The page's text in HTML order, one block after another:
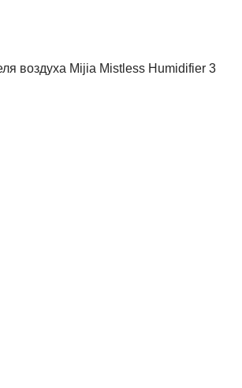
воздуха Mijia Mistless Humidifier 3